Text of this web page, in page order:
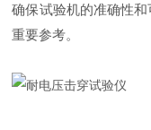
确保试验机的准确性
重要参考。